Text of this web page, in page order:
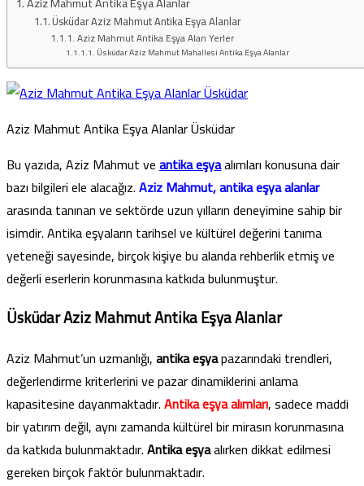
Üsküdar Aziz Mahmut Antika Eşya Alanlar
Aziz Mahmut Antika Eşya Alan Yerler
Üsküdar Aziz Mahmut Mahallesi Antika Eşya Alanlar
Aziz Mahmut Antika Eşya Alanlar Üsküdar
Bu yazıda, Aziz Mahmut veantika eşyaalımları konusuna dair
bazı bilgileri ele alacağız.Aziz Mahmut, antika eşya alanlar
arasında tanınan ve sektörde uzun yılların deneyimine sahip bir
isimdir. Antika eşyaların tarihsel ve kültürel değerini tanıma
yeteneği sayesinde, birçok kişiye bu alanda rehberlik etmiş ve
değerli eserlerin korunmasına katkıda bulunmuştur.
Üsküdar Aziz Mahmut Antika Eşya Alanlar
Aziz Mahmut’un uzmanlığı,antika eşyapazarındaki trendleri,
değerlendirme kriterlerini ve pazar dinamiklerini anlama
kapasitesine dayanmaktadır.Antika eşya alımları, sadece maddi
bir yatırım değil, aynı zamanda kültürel bir mirasın korunmasına
da katkıda bulunmaktadır.Antika eşyaalırken dikkat edilmesi
gereken birçok faktör bulunmaktadır.